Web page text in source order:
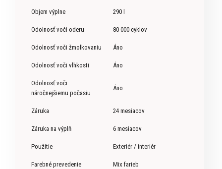
Objem výplne 290 l
Odolnosť voči oderu 80 000 cyklov
Odolnosť voči žmolkovaniu Áno
Odolnosť voči vlhkosti Áno
Odolnosť voči
náročnejšiemu počasiu
Áno
Záruka 24 mesiacov
Záruka na výplň 6 mesiacov
Použitie Exteriér / interiér
Farebné prevedenie Mix farieb